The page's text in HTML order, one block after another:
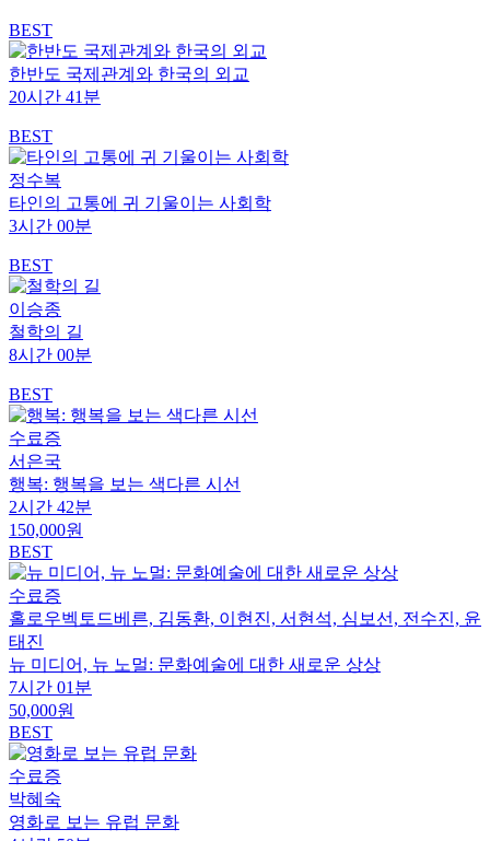
BEST
한반도 국제관계와 한국의 외교
20시간 41분
BEST
정수복
타인의 고통에 귀 기울이는 사회학
3시간 00분
BEST
이승종
철학의 길
8시간 00분
BEST
수료증
서은국
행복: 행복을 보는 색다른 시선
2시간 42분
150,000원
BEST
수료증
홀로우벡토드베른, 김동환, 이현진, 서현석, 심보선, 전수진, 윤
태진
뉴 미디어, 뉴 노멀: 문화예술에 대한 새로운 상상
7시간 01분
50,000원
BEST
수료증
박혜숙
영화로 보는 유럽 문화